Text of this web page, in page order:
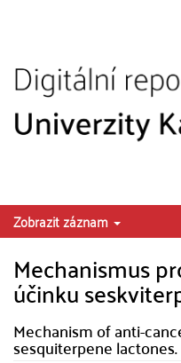
Zobrazit záznam
Mechanismus
účinku
Mechanism of anti-
sesquiterpene lactones.